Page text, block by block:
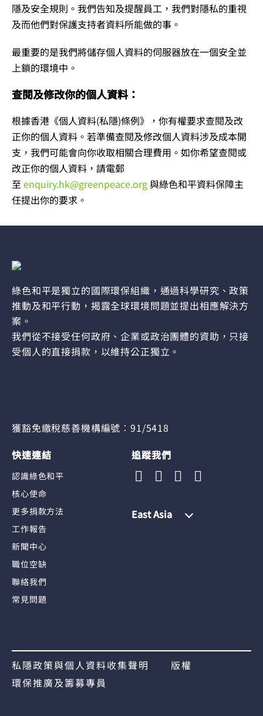
隱及安全規則。我們告知及提醒員工，我們對隱私的重視
及而他們對保護支持者資料所能做的事。
最重要的是我們將儲存個人資料的伺服器放在一個安全並
上鎖的環境中。
查閱及修改你的個人資料：
根據香港《個人資料(私隱)條例》，你有權要求查閱及改
正你的個人資料。若準備查閱及修改個人資料涉及成本開
支，我們可能會向你收取相關合理費用。如你希望查閱或
改正你的個人資料，請電郵
至 enquiry.hk@greenpeace.org與綠色和平資料保障主
任提出你的要求。
綠色和平是獨立的國際環保組織，通過科學研究、政策
推動及和平行動，揭露全球環境問題並提出相應解決方
案。
我們從不接受任何政府、企業或政治團體的資助，只接
受個人的直接捐款，以維持公正獨立。
獲豁免繳稅慈善機構編號︰91/5418
快速連結
認識綠色和平
核心使命
更多捐款方法
工作報告
新聞中心
職位空缺
聯絡我們
常見問題
追蹤我們
East Asia
私隱政策與個人資料收集聲明
版權
環保推廣及籌募專員